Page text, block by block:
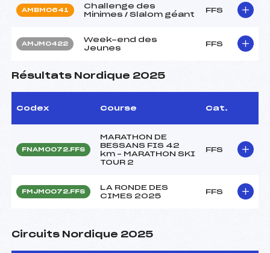
AMBM0641
Challenge des
Minimes / Slalom géant
FFS
AMJM0422
Week-end des
Jeunes
FFS
Résultats Nordique 2025
Codex Course Cat.
FNAM0072.FFS
MARATHON DE
BESSANS FIS 42
km – MARATHON SKI
TOUR 2
FFS
FMJM0072.FFS
LA RONDE DES
CIMES 2025
FFS
Circuits Nordique 2025